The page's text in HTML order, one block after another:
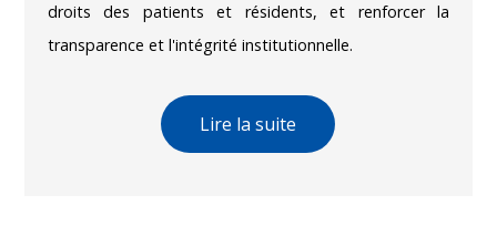
droits des patients et résidents, et renforcer la
transparence et l'intégrité institutionnelle.
Lire la suite